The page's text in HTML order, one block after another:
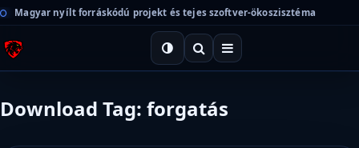
Magyar nyílt forráskódú projekt és tejes szoftver-ökoszisztéma
Download Tag: forgatás